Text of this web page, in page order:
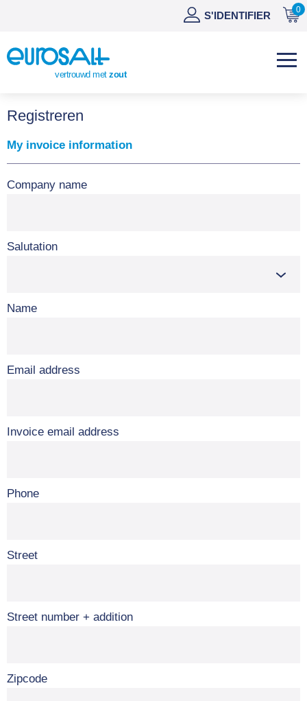
0
S'IDENTIFIER
NL
vertrouwd metzout
Registreren
My invoice information
Company name
Salutation
Name
Email address
Invoice email address
Phone
Street
Street number + addition
Zipcode